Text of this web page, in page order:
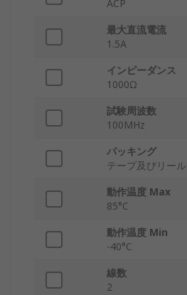
ACP
最大直流電流
1.5A
インピーダンス
1000Ω
試験周波数
100MHz
パッキング
テープ及びリール
動作温度 Max
85°C
動作温度 Min
-40°C
線数
2